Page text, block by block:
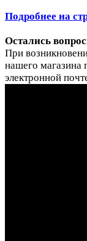
Подробнее на
Остались
При
нашего магазина
электронной